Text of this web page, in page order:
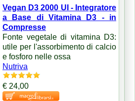
Vegan D3 2000 UI - Integratore
a Base di Vitamina D3 - in
Compresse
Fonte vegetale di vitamina D3:
utile per l'assorbimento di calcio
e fosforo nelle ossa
Nutriva
€ 24,00